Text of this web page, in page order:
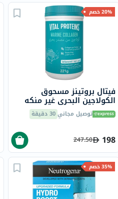
20% خصم
فيتال بروتينز مسحوق
الكولاجين البحري غير منكه
جرام توصيل مجاني30 دقيقة
198
247.50
35% خصم